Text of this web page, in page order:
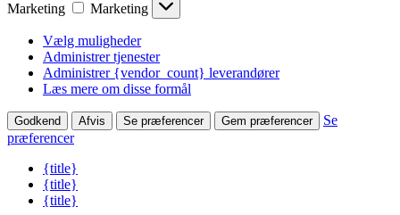
Marketing
Marketing
Vælg muligheder
Administrer tjenester
Administrer {vendor_count} leverandører
Læs mere om disse formål
Godkend Afvis Se præferencer Gem præferencer
Se
præferencer
{title}
{title}
{title}